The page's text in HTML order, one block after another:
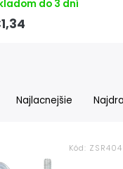
do 3 dní
Najlacnejšie
Kód: ZSR404